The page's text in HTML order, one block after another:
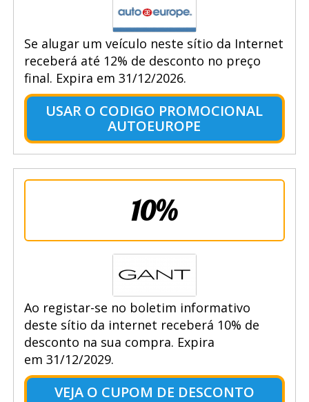
Se alugar um veículo neste sítio da Internet
receberá até 12% de desconto no preço
final. Expira em 31/12/2026.
USAR O CODIGO PROMOCIONAL
AUTOEUROPE
10%
Ao registar-se no boletim informativo
deste sítio da internet receberá 10% de
desconto na sua compra. Expira
em 31/12/2029.
VEJA O CUPOM DE DESCONTO